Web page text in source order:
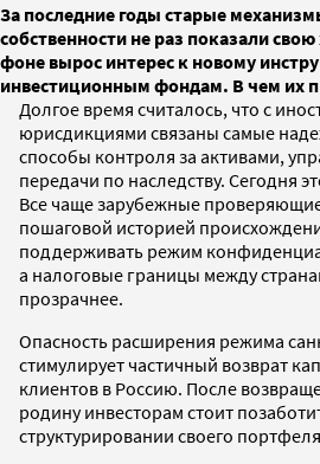
За последние годы старые
собственности не раз показали
фоне вырос интерес к новому
инвестиционным фондам. В чем их
Долгое время считалось, что с
юрисдикциями связаны самые
способы контроля за активами,
передачи по наследству. Сегодня
Все чаще зарубежные
пошаговой историей
поддерживать режим
а налоговые границы между
прозрачнее.
Опасность расширения режима
стимулирует частичный возврат
клиентов в Россию. После
родину инвесторам стоит
структурировании своего